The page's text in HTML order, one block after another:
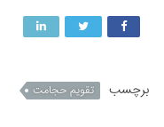
برچسب تقویم حجامت